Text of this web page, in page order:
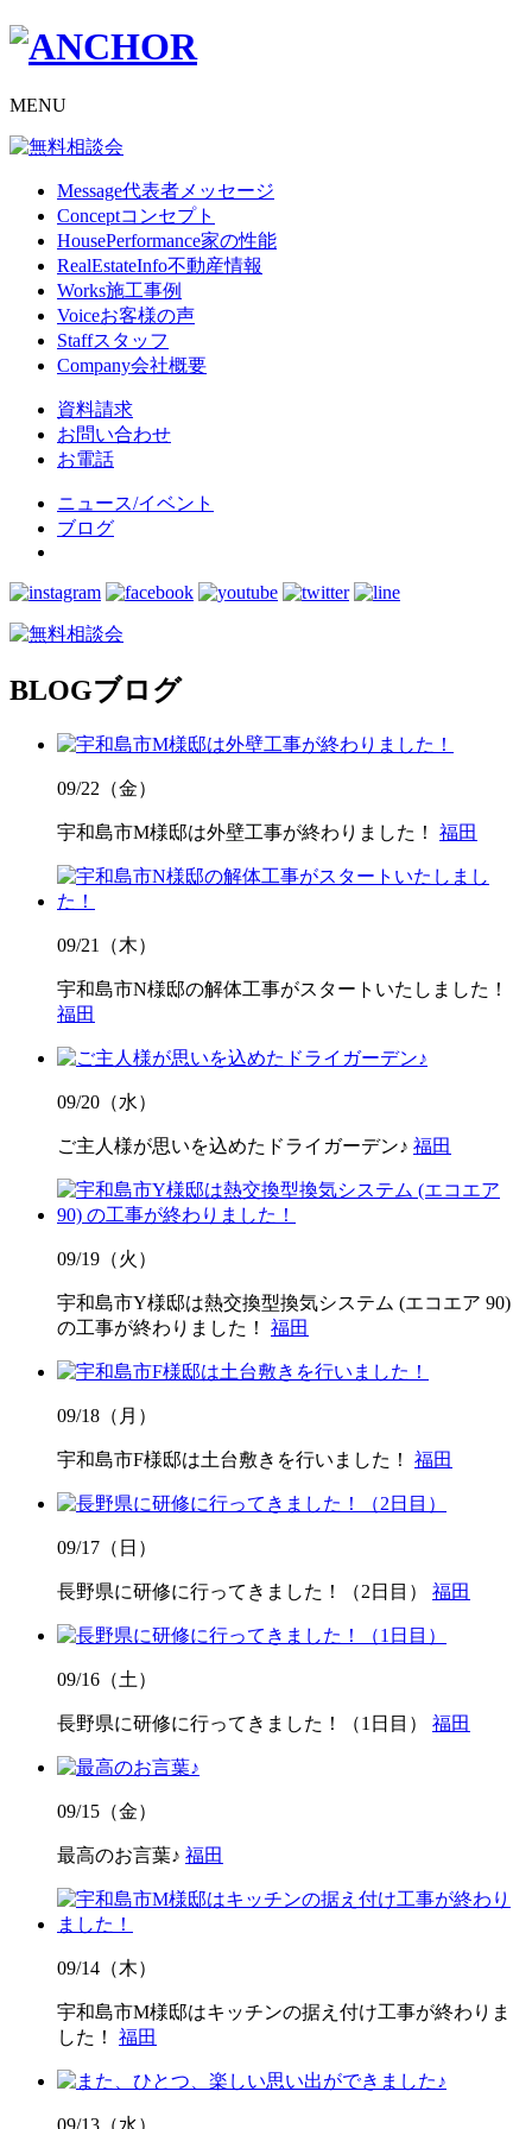
MENU
Message代表者メッセージ
Conceptコンセプト
HousePerformance家の性能
RealEstateInfo不動産情報
Works施工事例
Voiceお客様の声
Staffスタッフ
Company会社概要
資料請求
お問い合わせ
お電話
ニュース/イベント
ブログ
BLOGブログ
09/22（金）
宇和島市M様邸は外壁工事が終わりました！ 福田
09/21（木）
宇和島市N様邸の解体工事がスタートいたしました！
福田
09/20（水）
ご主人様が思いを込めたドライガーデン♪ 福田
09/19（火）
宇和島市Y様邸は熱交換型換気システム (エコエア 90)
の工事が終わりました！ 福田
09/18（月）
宇和島市F様邸は土台敷きを行いました！ 福田
09/17（日）
長野県に研修に行ってきました！（2日目） 福田
09/16（土）
長野県に研修に行ってきました！（1日目） 福田
09/15（金）
最高のお言葉♪ 福田
09/14（木）
宇和島市M様邸はキッチンの据え付け工事が終わりま
した！ 福田
09/13（水）